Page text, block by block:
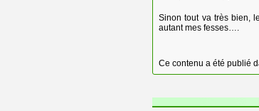
Sinon tout va très bien,
autant mes fesses….
Ce contenu a été publié